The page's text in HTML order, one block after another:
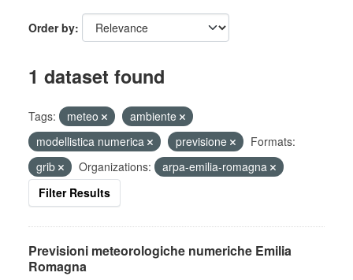
Order by
1 dataset found
Tags: meteo
ambiente
modellistica numerica
previsione
Formats:
grib
Organizations:
arpa-emilia-romagna
Filter Results
Previsioni meteorologiche numeriche Emilia
Romagna